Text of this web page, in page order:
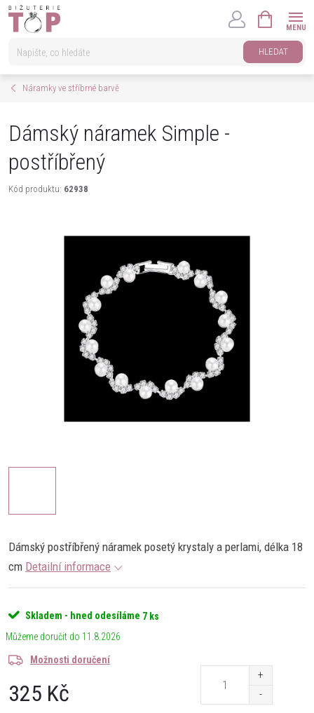
Přejít
HLEDAT
KOŠÍK
Náramky ve stříbrné barvě
Dámský náramek Simple -
postříbřený
Kód produktu: 62938
Dámský postříbřený náramek posetý krystaly a perlami, délka 18
cm Detailní informace
Skladem - hned odesíláme 7 ks
11.8.2026
Možnosti doručení
325 Kč